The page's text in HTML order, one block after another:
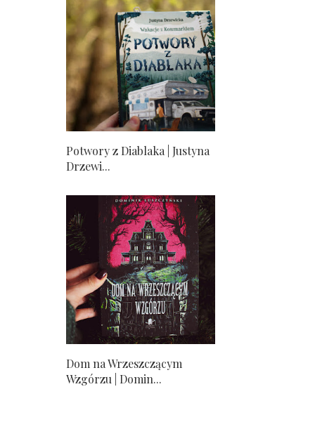
Potwory z Diablaka | Justyna
Drzewi...
Dom na Wrzeszczącym
Wzgórzu | Domin...